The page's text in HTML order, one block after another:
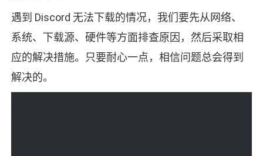
遇到 Discord 无法下载的情况，我们要先从网络、
系统、下载源、硬件等方面排查原因，然后采取相
应的解决措施。只要耐心一点，相信问题总会得到
解决的。